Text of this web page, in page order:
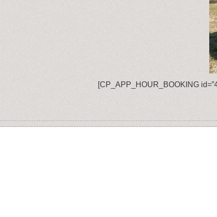
[CP_APP_HOUR_BOOKING